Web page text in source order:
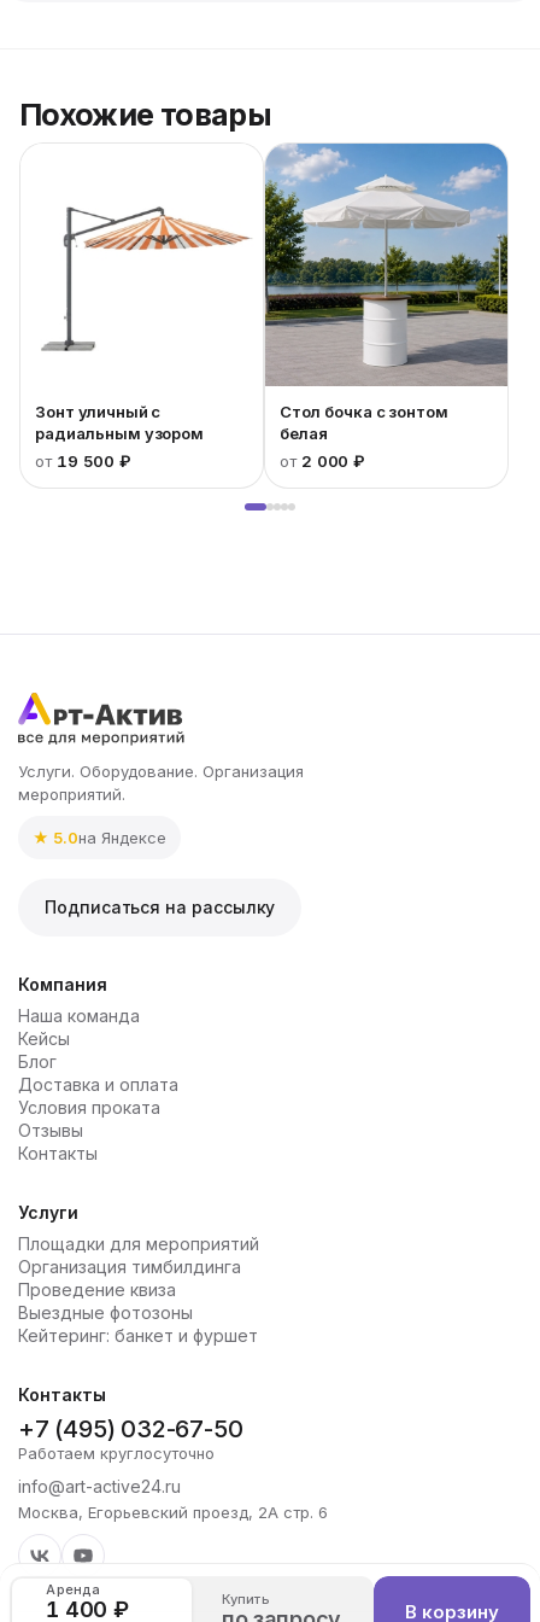
Аренда
1 400 ₽ Купить
В корзину
Похожие товары
Зонт уличный с
радиальным узором
от 19 500 ₽
Стол бочка с зонтом
белая
от 2 000 ₽
Услуги. Оборудование. Организация
мероприятий.
★ 5.0на Яндексе
Подписаться на рассылку
Компания
Наша команда
Кейсы
Блог
Доставка и оплата
Условия проката
Отзывы
Контакты
Услуги
Площадки для мероприятий
Организация тимбилдинга
Проведение квиза
Выездные фотозоны
Кейтеринг: банкет и фуршет
Контакты
+7 (495) 032-67-50
Работаем круглосуточно
info@art-active24.ru
Москва, Егорьевский проезд, 2А стр. 6